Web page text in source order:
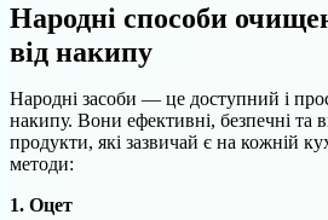
Народні способи
від накипу
Народні засоби — це доступний і
накипу. Вони ефективні, безпечні та
продукти, які зазвичай є на кожній
методи:
1. Оцет